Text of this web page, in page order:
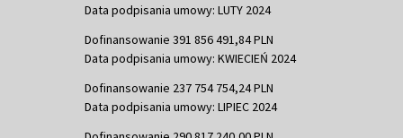
Data podpisania umowy: LUTY 2024
Dofinansowanie 391 856 491,84 PLN
Data podpisania umowy: KWIECIEŃ 2024
Dofinansowanie 237 754 754,24 PLN
Data podpisania umowy: LIPIEC 2024